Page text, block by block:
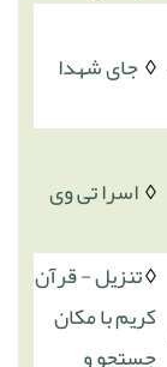
◊جای شهدا
◊اسرا تی وی
◊تنزیل - قرآن
کریم با مکان
جستجو و